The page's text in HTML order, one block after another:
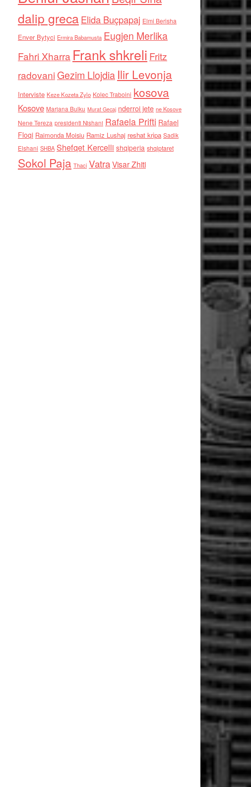
dalip grecaElida Buçpapaj Elmi Berisha
Enver Bytyci Ermira Babamusta Eugjen Merlika
Fahri Xharra Frank shkreli Fritz
radovaniGezim Llojdia Ilir Levonja
Interviste Keze Kozeta Zylo Kolec Traboini kosova
Kosove Marjana Bulku Murat Gecaj nderroi jete ne Kosove
Nene Tereza presidenti Nishani Rafaela Prifti Rafael
Floqi Raimonda Moisiu Ramiz Lushaj reshat kripa Sadik
Elshani SHBA Shefqet Kercelli shqiperia shqiptaret
Sokol Paja Thaci VatraVisar Zhiti